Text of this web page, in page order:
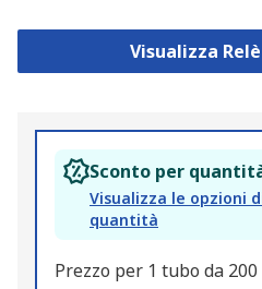
Visualizza
Sconto per
Visualizza le opzioni
quantità
Prezzo per 1 tubo da